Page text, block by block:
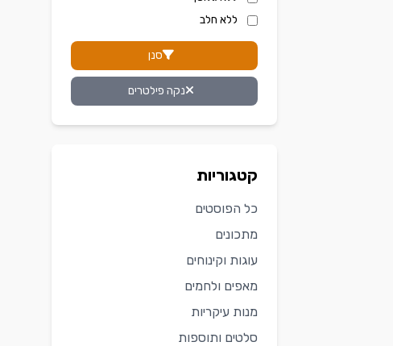
ללא חלב
סנן
נקה פילטרים
קטגוריות
כל הפוסטים
מתכונים
עוגות וקינוחים
מאפים ולחמים
מנות עיקריות
סלטים ותוספות